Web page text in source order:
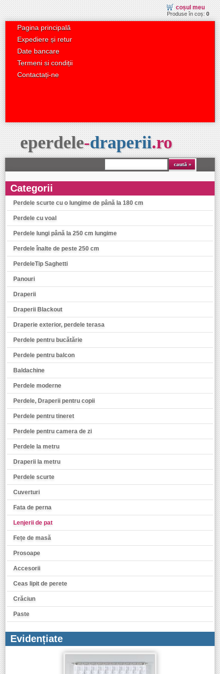
coșul meu
Produse în coș:0
Pagina principală
Expediere și retur
Date bancare
Termeni si condiții
Contactați-ne
eperdele-draperii.ro
Categorii
Perdele scurte cu o lungime de până la 180 cm
Perdele cu voal
Perdele lungi până la 250 cm lungime
Perdele înalte de peste 250 cm
PerdeleTip Saghetti
Panouri
Draperii
Draperii Blackout
Draperie exterior, perdele terasa
Perdele pentru bucătărie
Perdele pentru balcon
Baldachine
Perdele moderne
Perdele, Draperii pentru copii
Perdele pentru tineret
Perdele pentru camera de zi
Perdele la metru
Draperii la metru
Perdele scurte
Cuverturi
Fata de perna
Lenjerii de pat
Fețe de masă
Prosoape
Accesorii
Ceas lipit de perete
Crăciun
Paste
Evidențiate